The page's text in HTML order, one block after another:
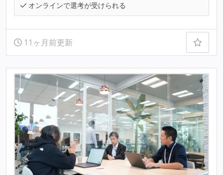
オンラインで選考が受けられる
11ヶ月前更新